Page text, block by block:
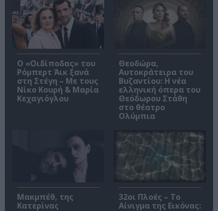
O «Οιδίποδας» του
Ρόμπερτ Άικ ξανά
στη Στέγη – Με τους
Νίκο Κουρή & Μαρία
Κεχαγιόγλου
Θεοδώρα,
Αυτοκράτειρα του
Βυζαντίου: Η νέα
ελληνική όπερα του
Θεόδωρου Στάθη
στο θέατρο
Ολύμπια
Μακμπέθ, της
Κατερίνας
32οι Πλοές – Το
Αίνιγμα της Εικόνας: